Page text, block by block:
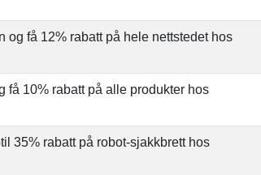
og få 12% rabatt på hele nettstedet hos
få 10% rabatt på alle produkter hos
35% rabatt på robot-sjakkbrett hos